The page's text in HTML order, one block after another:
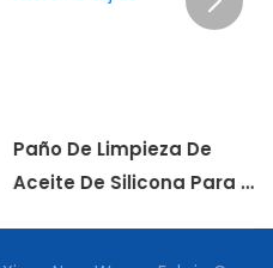
Paño De Limpieza De
Aceite De Silicona Para El